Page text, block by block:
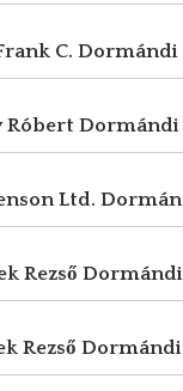
C. Dormándi
Róbert Dormándi
Ltd.
Rezső Dormándi
Rezső Dormándi